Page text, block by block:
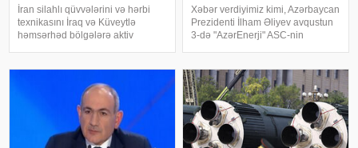
İran silahlı qüvvələrini və hərbi
texnikasını İraq və Küveytlə
həmsərhəd bölgələrə aktiv
media kanalları və teleqram
səhifələri yayıb. xəbər verir ki,
Xəbər verdiyimiz kimi, Azərbaycan
Prezidenti İlham Əliyev avqustun
3-də "AzərEnerji" ASC-nin
açılışında iştirak edib. Dövlət
başçısı cari ilin ötə